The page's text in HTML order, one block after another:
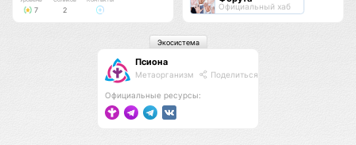
7 2 Официальный хаб
Псиона
Метаорганизм Поделиться
Официальные ресурсы:
Экосистема